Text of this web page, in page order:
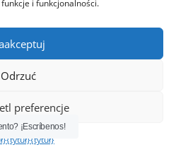
i funkcjonalności.
Odrzuć
preferencje
{tytuł}{tytuł}
¡Escríbenos!